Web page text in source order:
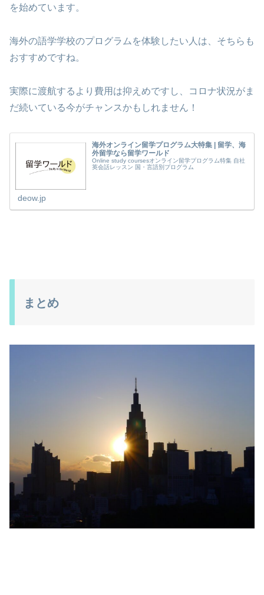
を始めています。
海外の語学学校のプログラムを体験したい人は、そちらも
おすすめですね。
実際に渡航するより費用は抑えめですし、コロナ状況がま
だ続いている今がチャンスかもしれません！
海外オンライン留学プログラム大特集 | 留学、海
外留学なら留学ワールド
Online study coursesオンライン留学プログラム特集 自社
英会話レッスン 国・言語別プログラム
deow.jp
まとめ